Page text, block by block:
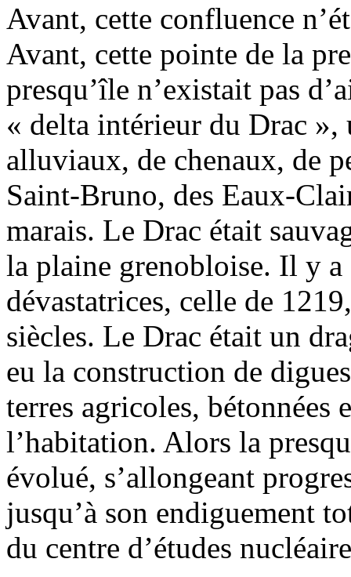
Avant, cette confluence
Avant, cette pointe de la
presqu’île n’existait pas
« delta intérieur du Drac »,
alluviaux, de chenaux, de
Saint-Bruno, des Eaux-
marais. Le Drac était
la plaine grenobloise. Il y a
dévastatrices, celle de
siècles. Le Drac était un
eu la construction de
terres agricoles, bétonnées
l’habitation. Alors la
évolué, s’allongeant
jusqu’à son endiguement
du centre d’études